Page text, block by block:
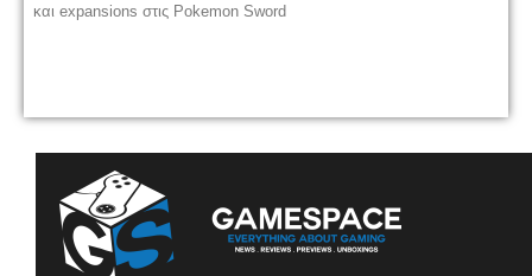
και expansions στις Pokemon Sword